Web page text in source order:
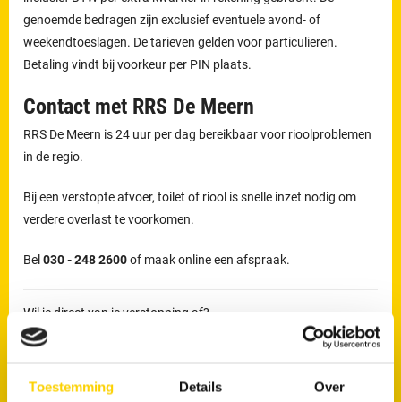
Toestemming Details Over
genoemde bedragen zijn exclusief eventuele avond- of
weekendtoeslagen. De tarieven gelden voor particulieren.
Betaling vindt bij voorkeur per PIN plaats.
Contact met RRS De Meern
RRS De Meern is 24 uur per dag bereikbaar voor rioolproblemen
in de regio.
Bij een verstopte afvoer, toilet of riool is snelle inzet nodig om
verdere overlast te voorkomen.
Bel030 - 248 2600of maak online een afspraak.
Wil je direct van je verstopping af?
Maak nu een afspraak